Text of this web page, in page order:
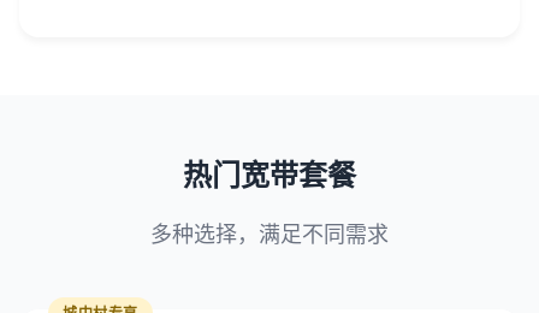
热门宽带套餐
多种选择，满足不同需求